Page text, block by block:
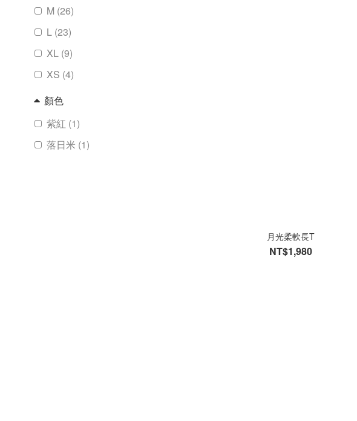
M (26)
L (23)
XL (9)
XS (4)
顏色
紫紅 (1)
落日米 (1)
月光柔軟長T
NT$1,980